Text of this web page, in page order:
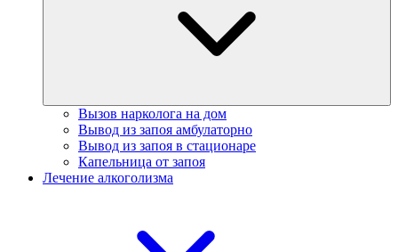
Вызов нарколога на дом
Вывод из запоя амбулаторно
Вывод из запоя в стационаре
Капельница от запоя
Лечение алкоголизма